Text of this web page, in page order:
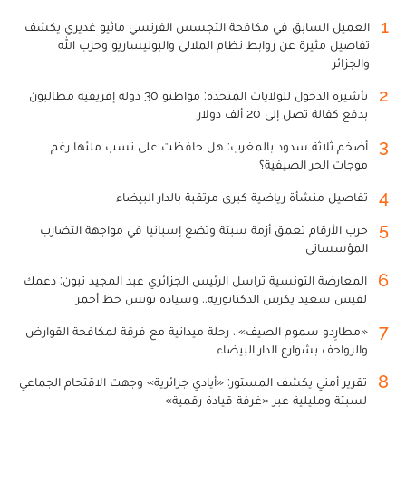
1
العميل السابق في مكافحة التجسس الفرنسي ماثيو غديري يكشف
تفاصيل مثيرة عن روابط نظام الملالي والبوليساريو وحزب الله
والجزائر
2
تأشيرة الدخول للولايات المتحدة: مواطنو 30 دولة إفريقية مطالبون
بدفع كفالة تصل إلى 20 ألف دولار
3
أضخم ثلاثة سدود بالمغرب: هل حافظت على نسب ملئها رغم
موجات الحر الصيفية؟
4 تفاصيل منشأة رياضية كبرى مرتقبة بالدار البيضاء
5
حرب الأرقام تعمق أزمة سبتة وتضع إسبانيا في مواجهة التضارب
المؤسساتي
6
المعارضة التونسية تراسل الرئيس الجزائري عبد المجيد تبون: دعمك
لقيس سعيد يكرس الدكتاتورية.. وسيادة تونس خط أحمر
7
«مطارِدو سموم الصيف».. رحلة ميدانية مع فرقة لمكافحة القوارض
والزواحف بشوارع الدار البيضاء
8
تقرير أمني يكشف المستور: «أيادي جزائرية» وجهت الاقتحام الجماعي
لسبتة ومليلية عبر «غرفة قيادة رقمية»